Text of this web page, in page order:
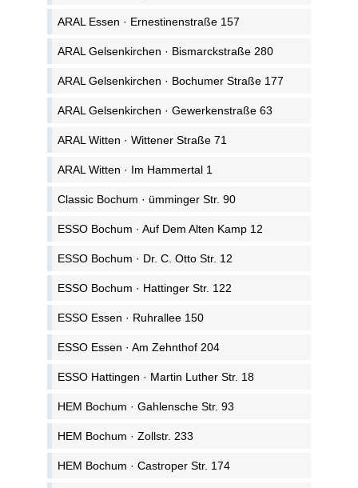
ARAL Essen · Ernestinenstraße 157
ARAL Gelsenkirchen · Bismarckstraße 280
ARAL Gelsenkirchen · Bochumer Straße 177
ARAL Gelsenkirchen · Gewerkenstraße 63
ARAL Witten · Wittener Straße 71
ARAL Witten · Im Hammertal 1
Classic Bochum · ümminger Str. 90
ESSO Bochum · Auf Dem Alten Kamp 12
ESSO Bochum · Dr. C. Otto Str. 12
ESSO Bochum · Hattinger Str. 122
ESSO Essen · Ruhrallee 150
ESSO Essen · Am Zehnthof 204
ESSO Hattingen · Martin Luther Str. 18
HEM Bochum · Gahlensche Str. 93
HEM Bochum · Zollstr. 233
HEM Bochum · Castroper Str. 174